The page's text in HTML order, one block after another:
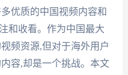
优质的中国视频内容和
和收看。作为中国最大
频资源,但对于海外用户
容,却是一个挑战。本文